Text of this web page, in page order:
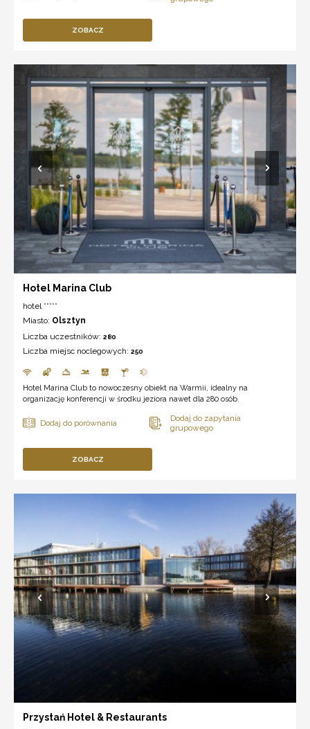
ZOBACZ
Hotel Marina Club
hotel *****
Miasto: Olsztyn
Liczba uczestników: 280
Liczba miejsc noclegowych: 250
Hotel Marina Club to nowoczesny obiekt na Warmii, idealny na
organizację konferencji w środku jeziora nawet dla 280 osób.
ZOBACZ
Przystań Hotel & Restaurants